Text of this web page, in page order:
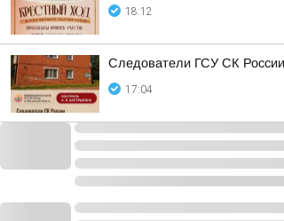
18:12
Следователи ГСУ СК России
17:04